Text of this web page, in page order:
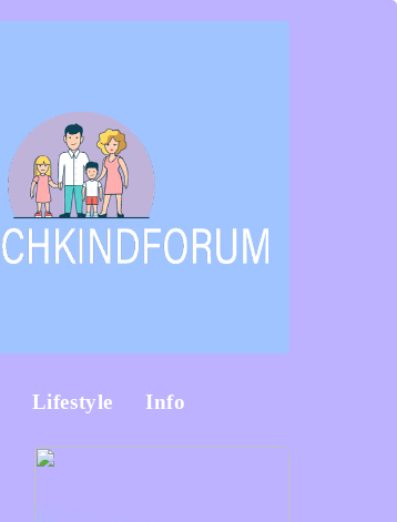
Lifestyle Info